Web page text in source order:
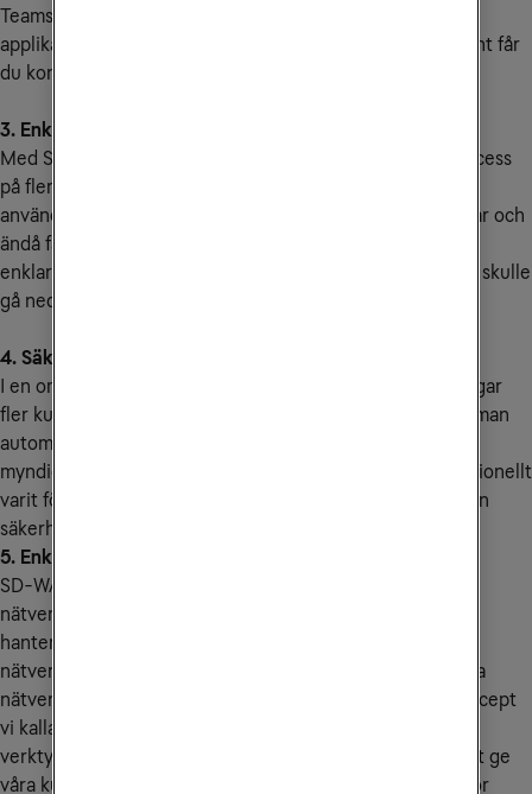
Teams eller Facebook? Hur väl fungerar de olika
applikationerna och hur upplevs de av användarna? Sådant får
du kontroll på med SD-WAN.
3. Enklare nätverksaccess
Med SD-WAN är det möjligt för företag att få nätverksaccess
på fler sätt än enbart via privata anslutningar. Det går att
använda mobilanslutningar och enkla internetanslutningar och
ändå få god kvalitet med hög säkerhet. Samtidigt blir det
enklare att ha bra back-up-anslutning om en förbindelse skulle
gå ned.
4. Säkert och krypterat
I en omvärld där datasäkerhet blivit allt viktigare efterfrågar
fler kunder att kunna skicka sin data krypterat. Detta får man
automatiskt med SD-WAN. Det är också en anledning att
myndigheter och offentlig sektor byter trots att de traditionellt
varit försiktiga med molntjänster. Med SD-WAN får de den
säkerhet de behöver.
5. Enklare administration
SD-WAN har en enklare administration än traditionell
nätverksarkitektur. Den erbjuder kontrollpaneler för att
hantera alla SD-WAN-enheter, tillämpningar och
nätverkstjänster centralt vilket gör det lättare att hantera
nätverket. Vi på Tele2 Företag har utvecklat ett eget koncept
vi kallar Co-Management där vi ger kunderna tillgång till
verktyg för administration, säkerhet och felsökning för att ge
våra kunder maximal kontroll över sitt SD-WAN. Skälen för